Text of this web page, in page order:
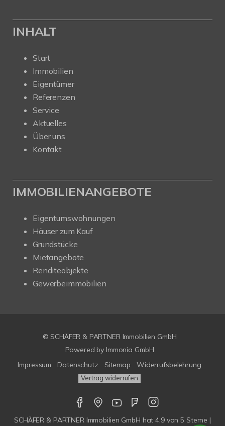
INHALT
Start
Immobilien
Eigentümer
Referenzen
Service
Aktuelles
Über uns
Kontakt
IMMOBILIENANGEBOTE
Eigentumswohnungen
Häuser zum Kauf
Grundstücke
Mietangebote
Renditeobjekte
Gewerbeimmobilien
© SCHÄFER & PARTNER Immobilien GmbH
Powered by Immonia GmbH
Impressum
Datenschutz Sitemap Widerrufsbelehrung
Vertrag widerrufen
SCHÄFER & PARTNER Immobilien GmbH hat4,9von5 Sterne |